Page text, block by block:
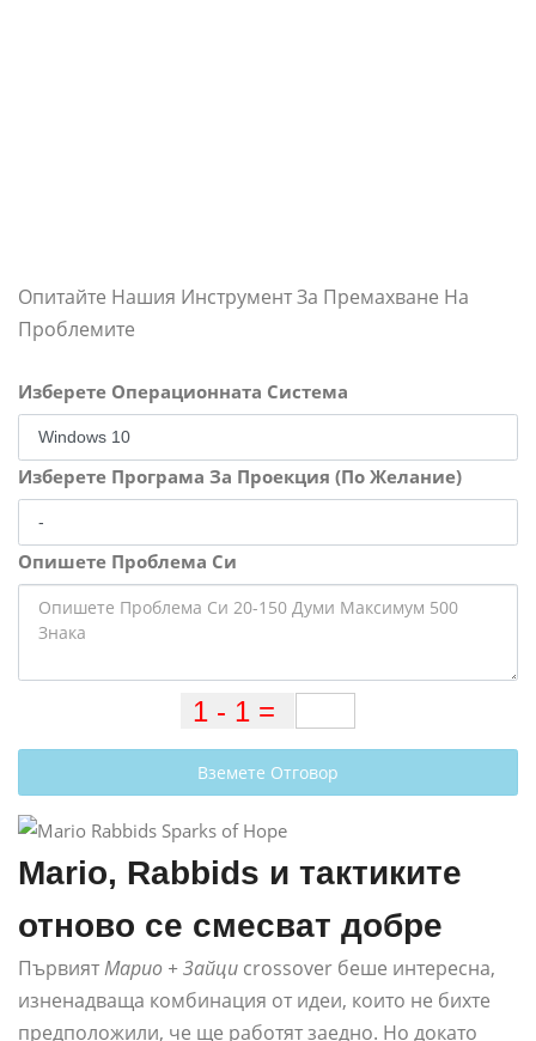
Опитайте Нашия Инструмент За Премахване На
Проблемите
Изберете Операционната Система
Изберете Програма За Проекция (По Желание)
Опишете Проблема Си
Вземете Отговор
Mario, Rabbids и тактиките
отново се смесват добре
ПървиятМарио + Зайци crossover беше интересна,
изненадваща комбинация от идеи, които не бихте
предположили, че ще работят заедно. Но докато